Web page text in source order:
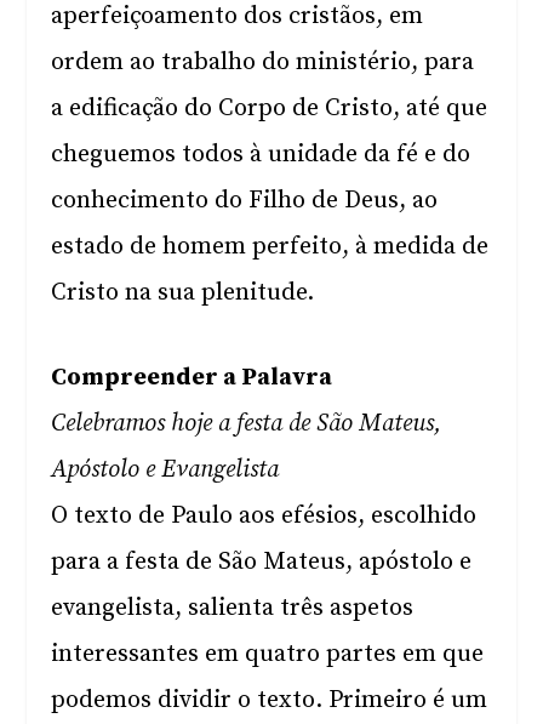
aperfeiçoamento dos cristãos, em
ordem ao trabalho do ministério, para
a edificação do Corpo de Cristo, até que
cheguemos todos à unidade da fé e do
conhecimento do Filho de Deus, ao
estado de homem perfeito, à medida de
Cristo na sua plenitude.
Compreender a Palavra
Celebramos hoje a festa de São Mateus,
Apóstolo e Evangelista
O texto de Paulo aos efésios, escolhido
para a festa de São Mateus, apóstolo e
evangelista, salienta três aspetos
interessantes em quatro partes em que
podemos dividir o texto. Primeiro é um